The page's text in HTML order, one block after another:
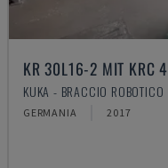
KR 30L16-2 MIT KRC 4
KUKA - BRACCIO ROBOTICO
GERMANIA 2017